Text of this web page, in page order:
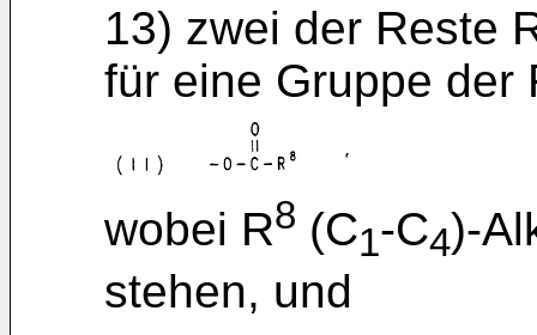
13) zwei der Reste
für eine Gruppe der
wobei R8 (C1-C4)-
stehen, und